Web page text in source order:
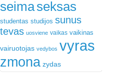
seimaseksas
studentas studijos sunus
tevas uosviene vaikas vaikinas
vairuotojas vedybos vyras
zmona zydas